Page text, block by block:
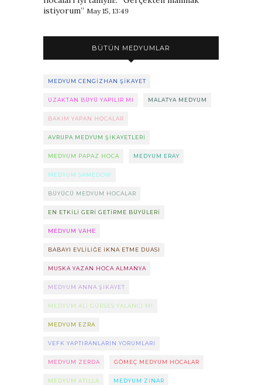
istiyorum” May 15, 13:49
BÜTÜN MEDYUMLAR
MEDYUM CENGIZHAN ŞIKAYET
UZAKTAN BÜYÜ YAPILIR MI MALATYA MEDYUM
BAKIM YAPAN HOCALAR
AVRUPA MEDYUM ŞIKAYETLERI
MEDYUM PAPAZ HOCA MEDYUM ERAY
MEDYUM SAMEDOW
BÜYÜCÜ MEDYUM HOCALAR
EN ETKILI GERI GETIRME BÜYÜLERI
MEDYUM VAHE
BABAYI EVLILIĞE IKNA ETME DUASI
MUSKA YAZAN HOCA ALMANYA
MEDYUM ANNA ŞIKAYET
MEDYUM ALI GÜRSES YALANCI MI
MEDYUM EZRA
VEFK YAPTIRANLARIN YORUMLARI
MEDYUM ZERDA GÖMEÇ MEDYUM HOCALAR
MEDYUM ATILLA MEDYUM ZINAR